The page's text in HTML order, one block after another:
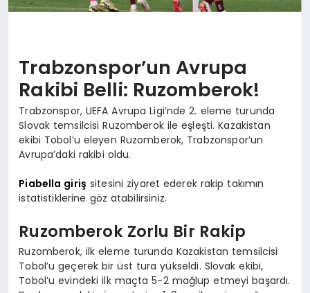
Trabzonspor’un Avrupa
Rakibi Belli: Ruzomberok!
Trabzonspor, UEFA Avrupa Ligi’nde 2. eleme turunda
Slovak temsilcisi Ruzomberok ile eşleşti. Kazakistan
ekibi Tobol’u eleyen Ruzomberok, Trabzonspor’un
Avrupa’daki rakibi oldu.
Piabella giriş sitesini ziyaret ederek rakip takımın
istatistiklerine göz atabilirsiniz.
Ruzomberok Zorlu Bir Rakip
Ruzomberok, ilk eleme turunda Kazakistan temsilcisi
Tobol’u geçerek bir üst tura yükseldi. Slovak ekibi,
Tobol’u evindeki ilk maçta 5-2 mağlup etmeyi başardı.